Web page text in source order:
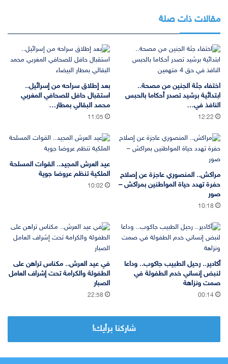
مقالات ذات صلة
اختفاء جثة الجنين من مصحة..
ابتدائية برشيد تصدر أحكاما بالحبس
النافذ في…
12:22
بعد إطلاق سراحه من إسرائيل..
استقبال حافل للصحافي المغربي
محمد البقالي بمطار…
11:05
مراكش.. المنصوري عاجزة عن إصلاح
حفرة تهدد حياة المواطنين بمراكش –
صور
10:18
عيد العرش المجيد.. القوات المسلحة
الملكية تنظم عروضا جوية
10:02
أكادير.. رحيل الطبيب جاكوب.. وداعا
لنبض إنساني خدم الطفولة في
صمت ونزاهة
00:14
في عيد العرش.. مكناس تراهن على
الطفولة والكرامة تحت إشراف العامل
الصبار
22:58
شاركنا برأيك!